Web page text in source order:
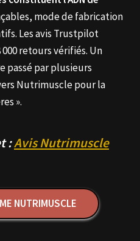
mode de fabrication
Les avis Trustpilot
retours vérifiés. Un
passé par plusieurs
Nutrimuscle pour la
».
:Avis Nutrimuscle
NUTRIMUSCLE